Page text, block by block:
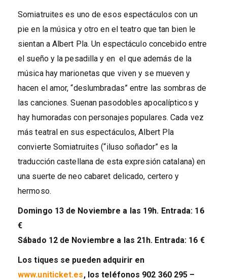
Somiatruites es uno de esos espectáculos con un
pie en la música y otro en el teatro que tan bien le
sientan a Albert Pla. Un espectáculo concebido entre
el sueño y la pesadilla y en el que además de la
música hay marionetas que viven y se mueven y
hacen el amor, “deslumbradas” entre las sombras de
las canciones. Suenan pasodobles apocalípticos y
hay humoradas con personajes populares. Cada vez
más teatral en sus espectáculos, Albert Pla
convierte Somiatruites (“iluso soñador” es la
traducción castellana de esta expresión catalana) en
una suerte de neo cabaret delicado, certero y
hermoso.
Domingo 13 de Noviembre a las 19h. Entrada: 16
€
Sábado 12 de Noviembre a las 21h. Entrada: 16 €
Los tiques se pueden adquirir en
www.uniticket.es, los teléfonos 902 360 295 –